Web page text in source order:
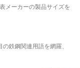
メーカーの製品サイズを
鉄鋼関連用語を網羅、